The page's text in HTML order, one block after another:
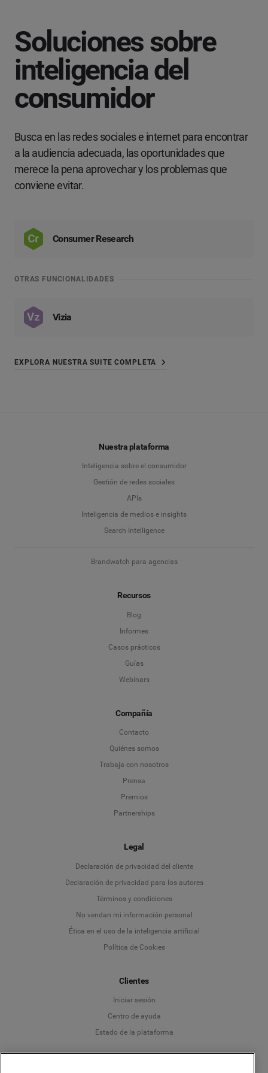
Gestión de redes sociales
Escucha Social & Insights del consumidor
Marketing con influencers
No estoy seguro
Siguiente
Apellidos
Empresa *
País *
Nivel profesional
* Campo obligatorio
Soluciones sobre
inteligencia del
consumidor
Busca en las redes sociales e internet para encontrar
a la audiencia adecuada, las oportunidades que
merece la pena aprovechar y los problemas que
conviene evitar.
Consumer Research
OTRAS FUNCIONALIDADES
Vizia
EXPLORA NUESTRA SUITE COMPLETA
Nuestra plataforma
Inteligencia sobre el consumidor
Gestión de redes sociales
APIs
Inteligencia de medios e insights
Search Intelligence
Brandwatch para agencias
Recursos
Blog
Informes
Casos prácticos
Guías
Webinars
Compañía
Contacto
Quiénes somos
Trabaja con nosotros
Prensa
Premios
Partnerships
Legal
Declaración de privacidad del cliente
Declaración de privacidad para los autores
Términos y condiciones
No vendan mi información personal
Ética en el uso de la inteligencia artificial
Política de Cookies
Clientes
Iniciar sesión
Centro de ayuda
Estado de la plataforma
Language
Deutsch